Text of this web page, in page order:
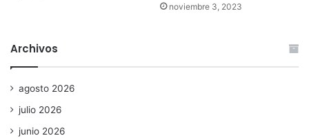
noviembre 3, 2023
Archivos
agosto 2026
julio 2026
junio 2026